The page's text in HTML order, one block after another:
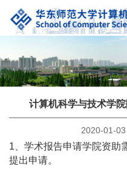
计算机科学与技术学
2020-01-
1、学术报告申请学院资助
提出申请。